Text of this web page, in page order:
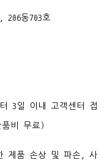
206동703호
3일 이내 고객센터 접
비 무료)
제품 손상 및 파손, 사